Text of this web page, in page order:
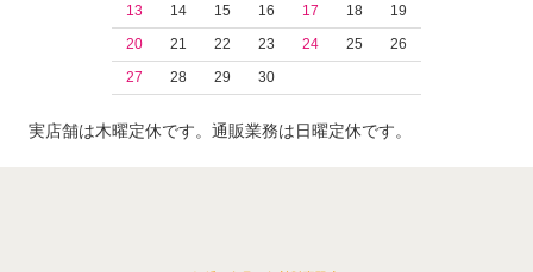
13
14 15 16 17 18
19
20
21 22 23 24 25
26
27
28 29 30
実店舗は木曜定休です。通販業務は日曜定休です。